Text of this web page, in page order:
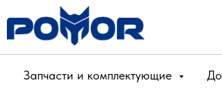
Запчасти и комплектующие